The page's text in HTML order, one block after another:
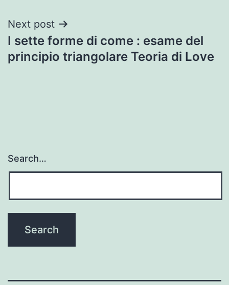
Next post
I sette forme di come : esame del
principio triangolare Teoria di Love
Search…